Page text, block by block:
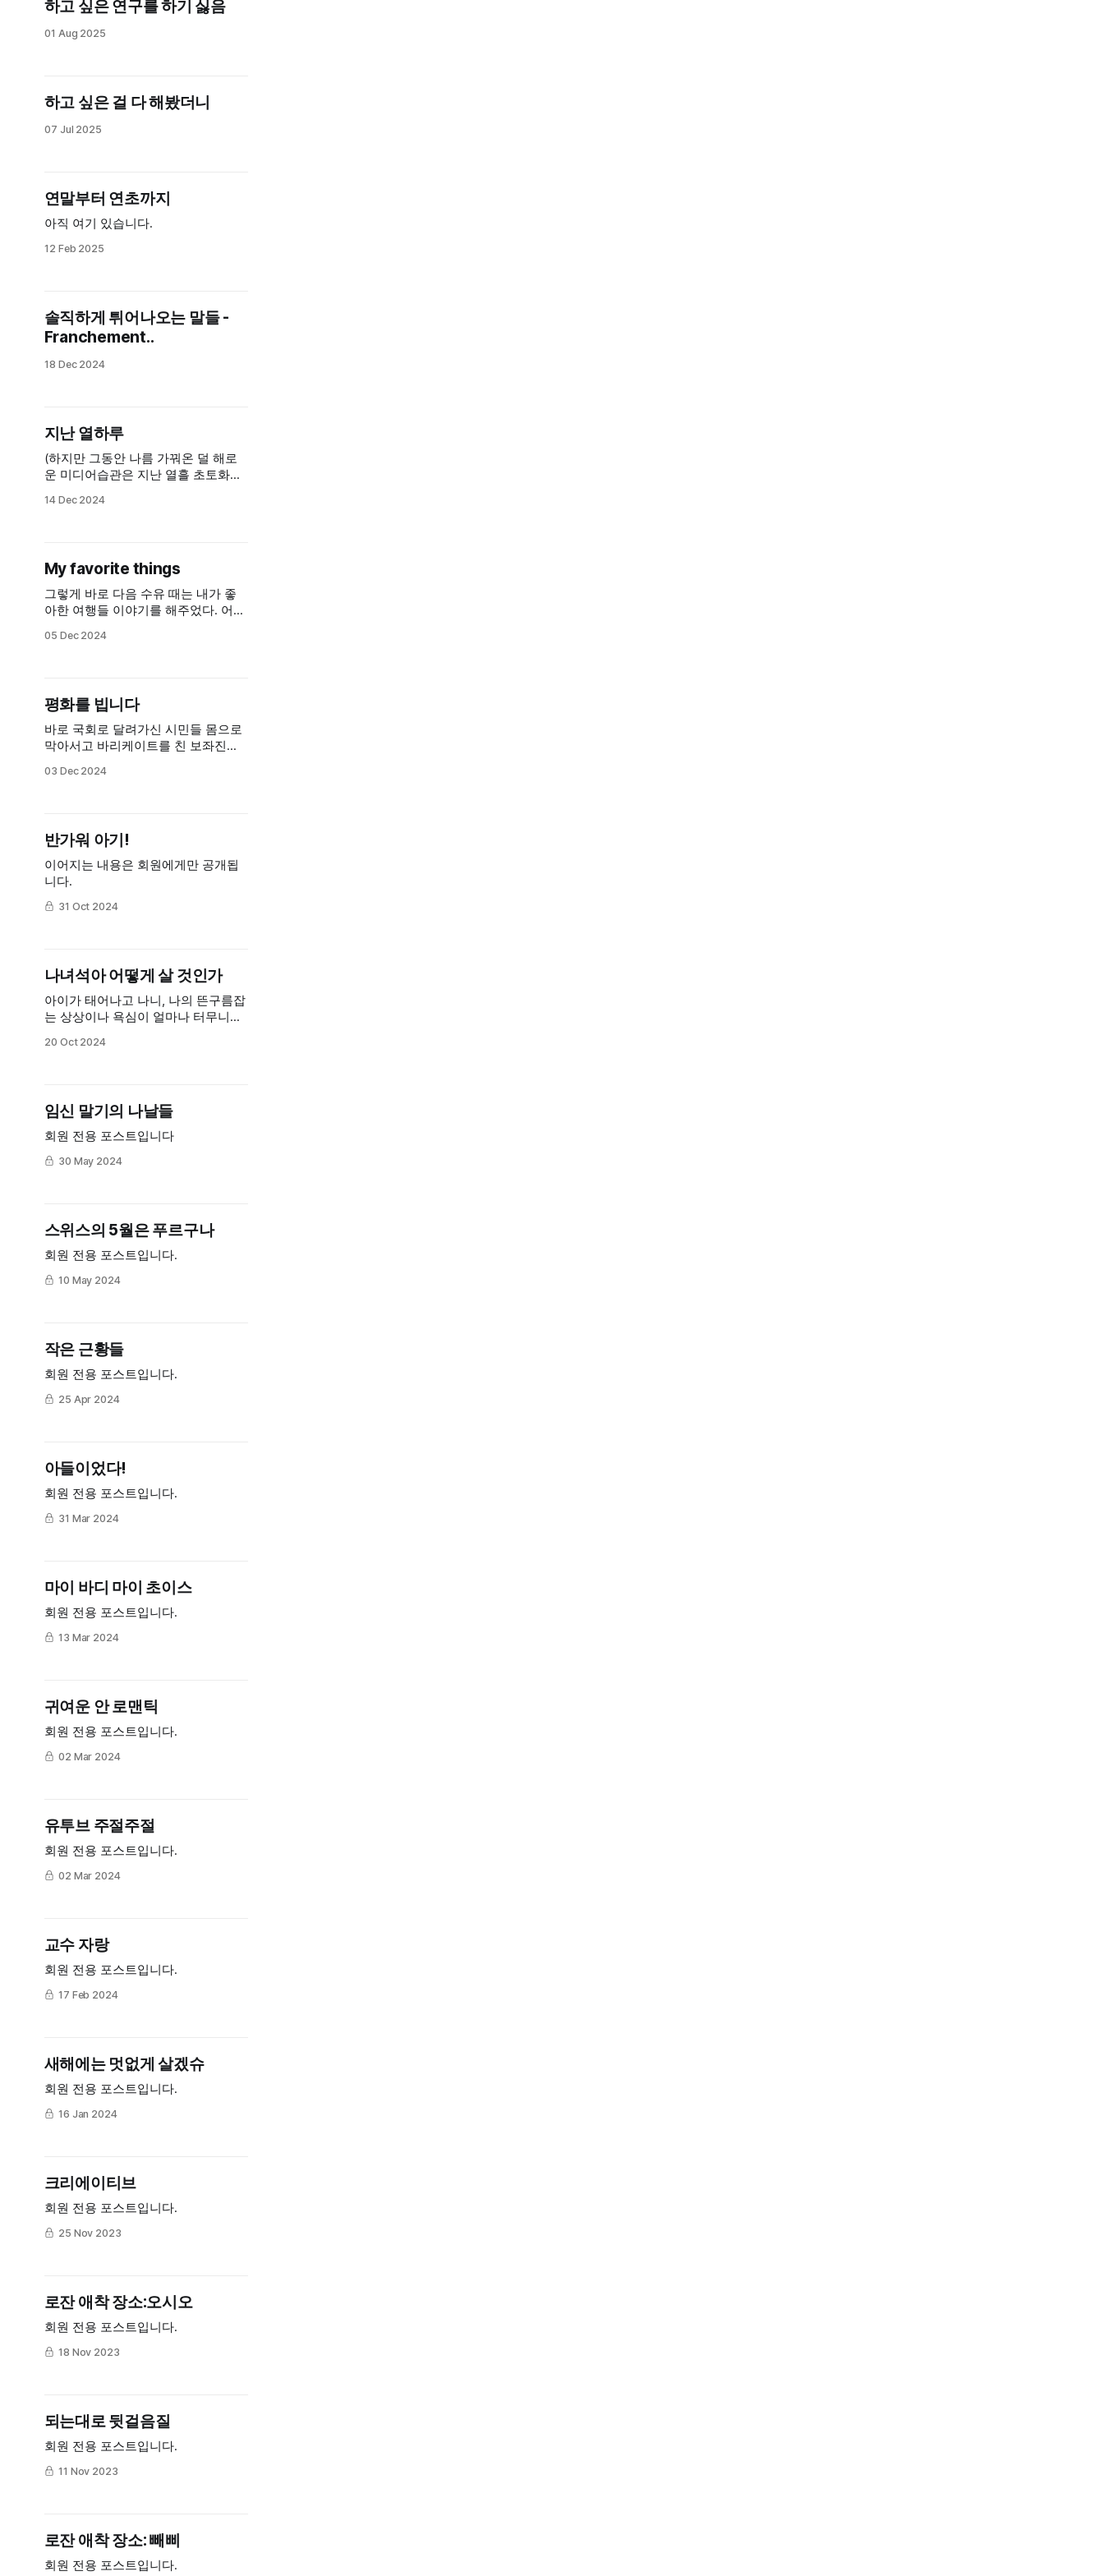
하는 것만이 쓸모있다는 것을 꽤 오랜
시간을 들여 받아들이는 중이다. 세상
이 너무 이상해서, 이럴 때일수록 사
하고 싶은 연구를 하기 싫음
01 Aug 2025
하고 싶은 걸 다 해봤더니
07 Jul 2025
연말부터 연초까지
아직 여기 있습니다.
12 Feb 2025
솔직하게 튀어나오는 말들 -
Franchement..
18 Dec 2024
지난 열하루
(하지만 그동안 나름 가꿔온 덜 해로
운 미디어습관은 지난 열흘 초토화되
있는 것들을 생각하다가, 전혀 엄밀한
14 Dec 2024
My favorite things
그렇게 바로 다음 수유 때는 내가 좋
아한 여행들 이야기를 해주었다. 어릴
떠난 여행. 우리의 신혼여행. 아기는
05 Dec 2024
평화를 빕니다
바로 국회로 달려가신 시민들 몸으로
막아서고 바리케이트를 친 보좌진들
나지 않은 기자들에게 말할 수 없이
03 Dec 2024
반가워 아기!
이어지는 내용은 회원에게만 공개됩
니다.
31 Oct 2024
나녀석아 어떻게 살 것인가
아이가 태어나고 나니, 나의 뜬구름잡
는 상상이나 욕심이 얼마나 터무니없
아, 내 삶은 여기에 있겠구나. 여기에
것들, 하고 싶다고 말한 수많은 것들
은 아무 상관이 없고 내가 실제로 해
20 Oct 2024
임신 말기의 나날들
회원 전용 포스트입니다
30 May 2024
스위스의 5월은 푸르구나
회원 전용 포스트입니다.
10 May 2024
작은 근황들
회원 전용 포스트입니다.
25 Apr 2024
아들이었다!
회원 전용 포스트입니다.
31 Mar 2024
마이 바디 마이 초이스
회원 전용 포스트입니다.
13 Mar 2024
귀여운 안 로맨틱
회원 전용 포스트입니다.
02 Mar 2024
유투브 주절주절
회원 전용 포스트입니다.
02 Mar 2024
교수 자랑
회원 전용 포스트입니다.
17 Feb 2024
새해에는 멋없게 살겠슈
회원 전용 포스트입니다.
16 Jan 2024
크리에이티브
회원 전용 포스트입니다.
25 Nov 2023
로잔 애착 장소:오시오
회원 전용 포스트입니다.
18 Nov 2023
되는대로 뒷걸음질
회원 전용 포스트입니다.
11 Nov 2023
로잔 애착 장소: 빼삐
회원 전용 포스트입니다.